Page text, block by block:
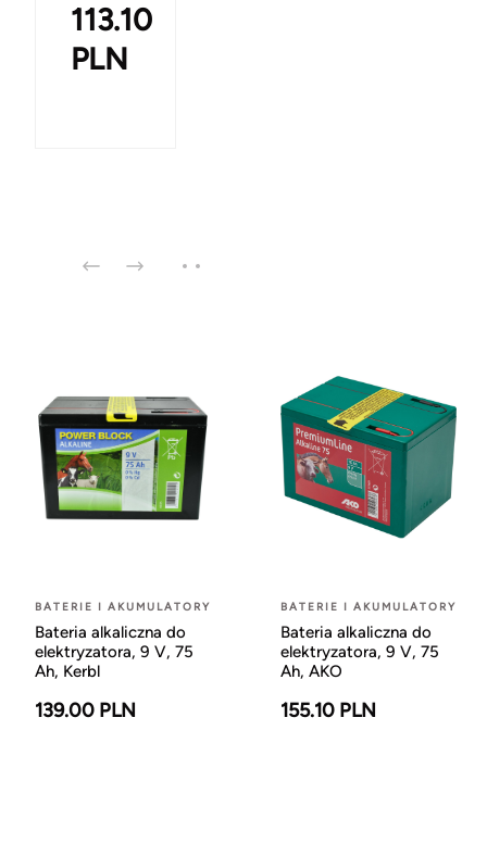
113.10
PLN
BATERIE I AKUMULATORY
Bateria alkaliczna do
elektryzatora, 9 V, 75
Ah, Kerbl
139.00 PLN
BATERIE I AKUMULATORY
Bateria alkaliczna do
elektryzatora, 9 V, 75
Ah, AKO
155.10 PLN